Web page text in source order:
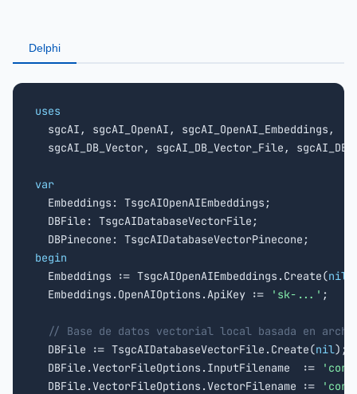
Delphi
uses
sgcAI, sgcAI_OpenAI, sgcAI_OpenAI_Embeddings,
sgcAI_DB_Vector, sgcAI_DB_Vector_File,
var
Embeddings: TsgcAIOpenAIEmbeddings;
  DBFile: TsgcAIDatabaseVectorFile;
begin
Embeddings := TsgcAIOpenAIEmbeddings.Create(nil
  Embeddings.OpenAIOptions.ApiKey :=
'sk-...' ;
// Base de datos vectorial local basada en
  DBFile := TsgcAIDatabaseVectorFile.Create(
nil);
  DBFile.VectorFileOptions.InputFilename  :=
  DBFile.VectorFileOptions.VectorFilename :=